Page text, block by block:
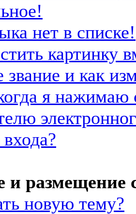
нет в списке!
картинку
звание и как
я нажимаю
и размещение
новую тему?